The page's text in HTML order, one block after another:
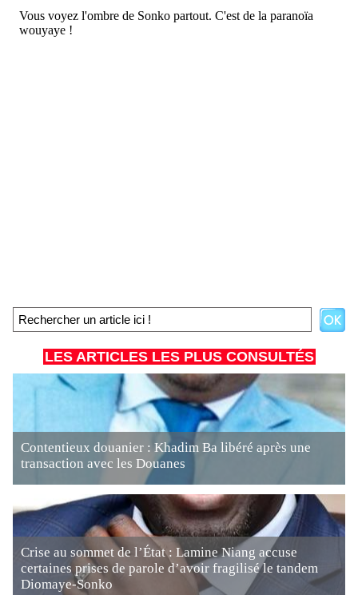
LES ARTICLES LES PLUS CONSULTÉS
Contentieux douanier : Khadim Ba libéré après une
transaction avec les Douanes
Crise au sommet de l’État : Lamine Niang accuse
certaines prises de parole d’avoir fragilisé le tandem
Diomaye-Sonko